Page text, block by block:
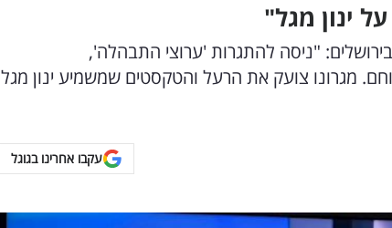
בירושלים: "ניסה להתגרות 'ערוצי התבהלה',
מגרונו צועק את הרעל והטקסטים שמשמיע ינון מגל
עקבו אחרינו בגוגל